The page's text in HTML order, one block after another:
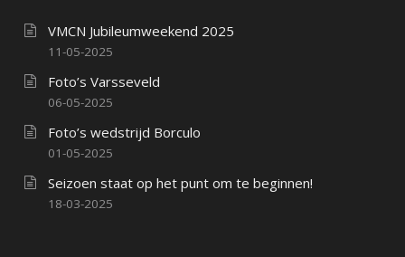
VMCN Jubileumweekend 2025
11-05-2025
Foto’s Varsseveld
06-05-2025
Foto’s wedstrijd Borculo
01-05-2025
Seizoen staat op het punt om te beginnen!
18-03-2025